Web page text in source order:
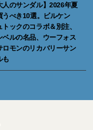
人のサンダル】2026年夏
うべき10選。ビルケン
トックのコラボ＆別注、
ベルの名品、ウーフォス
ロモンのリカバリーサン
も